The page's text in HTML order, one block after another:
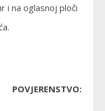
i na oglasnoj ploči
POVJERENSTVO: